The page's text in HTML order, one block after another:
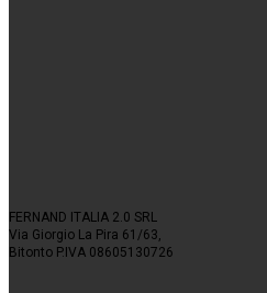
FERNAND ITALIA 2.0 SRL
Via Giorgio La Pira 61/63,
Bitonto P.IVA 08605130726